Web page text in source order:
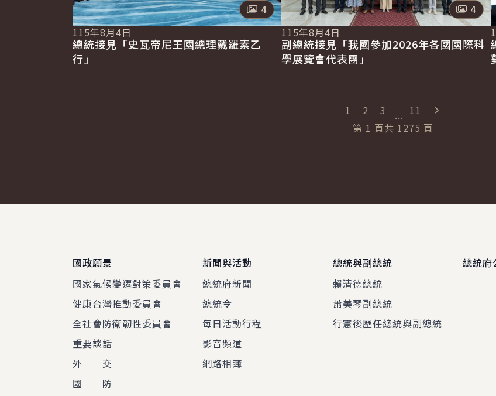
照片數量
4
115年8月4日
總統接見「史瓦帝尼王國總理戴羅素乙
行」
照片
4
115年8月4日
副總統接見「我國參加2026年各國國際科
學展覽會代表團」
1 2 3 ... 11
"最末頁"
第 1 頁共 1275 頁
國政願景
國家氣候變遷對策委員會
健康台灣推動委員會
全社會防衛韌性委員會
重要談話
外 交
國 防
新聞與活動
總統府新聞
總統令
每日活動行程
影音頻道
網路相簿
總統與副總統
賴清德總統
蕭美琴副總統
行憲後歷任總統與副總統
總統府